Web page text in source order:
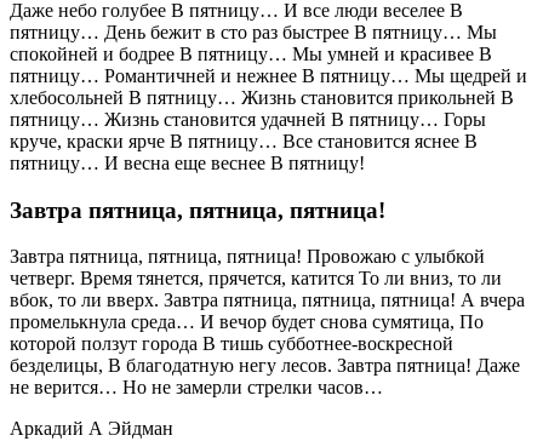
Даже небо голубее В пятницу… И все люди веселее В
пятницу… День бежит в сто раз быстрее В пятницу… Мы
спокойней и бодрее В пятницу… Мы умней и красивее В
пятницу… Романтичней и нежнее В пятницу… Мы щедрей и
хлебосольней В пятницу… Жизнь становится прикольней В
пятницу… Жизнь становится удачней В пятницу… Горы
круче, краски ярче В пятницу… Все становится яснее В
пятницу… И весна еще веснее В пятницу!
Завтра пятница, пятница, пятница!
Завтра пятница, пятница, пятница! Провожаю с улыбкой
четверг. Время тянется, прячется, катится То ли вниз, то ли
вбок, то ли вверх. Завтра пятница, пятница, пятница! А вчера
промелькнула среда… И вечор будет снова сумятица, По
которой ползут города В тишь субботнее-воскресной
безделицы, В благодатную негу лесов. Завтра пятница! Даже
не верится… Но не замерли стрелки часов…
Аркадий А Эйдман